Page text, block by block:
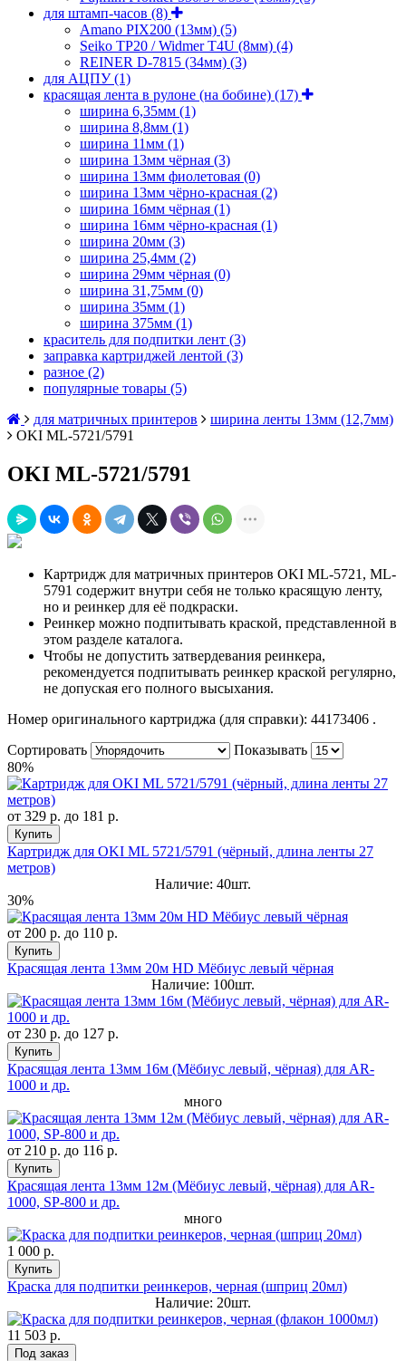
для штамп-часов (8)
Amano PIX200 (13мм) (5)
Seiko TP20 / Widmer T4U (8мм) (4)
REINER D-7815 (34мм) (3)
для АЦПУ(1)
красящая лента в рулоне (на бобине) (17)
ширина 6,35мм (1)
ширина 8,8мм (1)
ширина 11мм (1)
ширина 13мм чёрная (3)
ширина 13мм фиолетовая (0)
ширина 13мм чёрно-красная (2)
ширина 16мм чёрная (1)
ширина 16мм чёрно-красная (1)
ширина 20мм (3)
ширина 25,4мм (2)
ширина 29мм чёрная (0)
ширина 31,75мм (0)
ширина 35мм (1)
ширина 375мм (1)
краситель для подпитки лент (3)
заправка картриджей лентой (3)
разное (2)
популярные товары (5)
для матричных принтеров
ширина ленты 13мм (12,7мм)
OKI ML-5721/5791
OKI ML-5721/5791
Картридж для матричных принтеров OKI ML-5721, ML-
5791 содержит внутри себя не только красящую ленту,
но и реинкер для её подкраски.
Реинкер можно подпитывать краской, представленной в
этом разделе каталога.
Чтобы не допустить затвердевания реинкера,
рекомендуется подпитывать реинкер краской регулярно,
не допуская его полного высыхания.
Номер оригинального картриджа (для справки): 44173406 .
Сортировать
Показывать
80%
от 329 р. до 181 р.
Купить
Картридж для OKI ML 5721/5791 (чёрный, длина ленты 27
метров)
Наличие: 40шт.
30%
от 200 р. до 110 р.
Купить
Красящая лента 13мм 20м HD Мёбиус левый чёрная
Наличие: 100шт.
от 230 р. до 127 р.
Купить
Красящая лента 13мм 16м (Мёбиус левый, чёрная) для AR-
1000 и др.
много
от 210 р. до 116 р.
Купить
Красящая лента 13мм 12м (Мёбиус левый, чёрная) для AR-
1000, SP-800 и др.
много
1 000 р.
Купить
Краска для подпитки реинкеров, черная (шприц 20мл)
Наличие: 20шт.
11 503 р.
Под заказ